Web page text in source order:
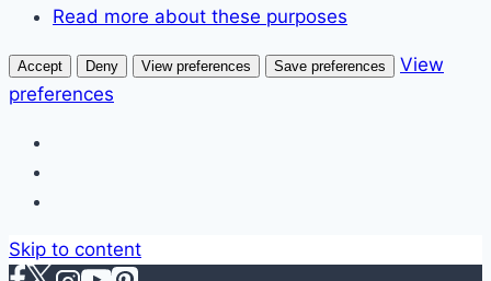
Read more about these purposes
Accept Deny View preferences Save preferences
View
preferences
Skip to content